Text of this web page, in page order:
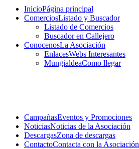
InicioPágina principal
ComerciosListado y Buscador
Listado de Comercios
Buscador en Callejero
ConocenosLa Asociación
EnlacesWebs Interesantes
MungialdeaComo llegar
CampañasEventos y Promociones
NoticiasNoticias de la Asociación
DescargasZona de descargas
ContactoContacta con la Asociación